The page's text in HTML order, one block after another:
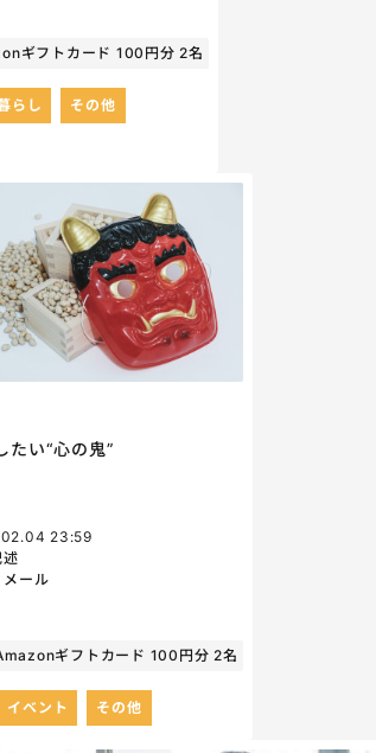
ギフトカード 100円分 2名
らし その他
たい“心の鬼”
23:59
述
メール
ギフトカード 100円分 2名
イベント その他